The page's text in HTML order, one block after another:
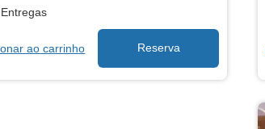
Entregas
ao carrinho